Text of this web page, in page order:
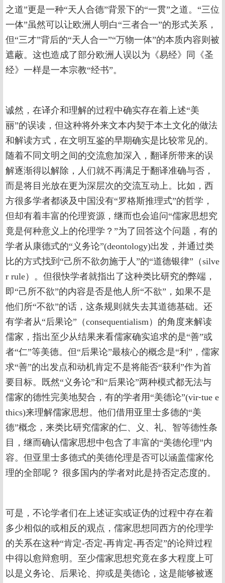
之道”更是一种“天人合德”背景下的“一贯”之道。“三位
一体”虽然可以让欧洲人明白“三者合一”的形式关系，
但“三才”背后的“天人合一”“万物一体”的本质内容则被
遮蔽。这也造成了部分欧洲人误以为《易经》同《圣
经》一样是一本宗教“经书”。
诚然，在译介和理解的过程中确实存在着上述“美
丽”的误读，但这种将外来文本内契于本土文化的做法
和解读方式，在文明互鉴的早期确实是比较常见的。
随着不同文明之间的交流愈加深入，翻译所带来的误
解逐渐得以解除，人们就不再满足于翻译准确与否，
而是将目光放在更为深层次的交流互动上。比如，西
方很多学者都谈及中国没有“罗格斯推理式”的哲学，
但却有着丰富的伦理资源，继而也会追问“儒家思想究
竟是何种意义上的伦理学？”为了回答这个问题，有的
学者从康德式的“义务论”(deontology)出发，并通过类
比的方式找到“己所不欲勿施于人”的“道德银律”（silve
r rule）。但很快学者就指出了这种类比研究的弊端，
即“己所不欲”的内容是否是他人所“不欲”，如果不是
他们所“不欲”的话，这条规则就失去其道德基础。还
有学者从“后果论”（consequentialism）的角度来解读
儒家，指出至少从结果来看儒家确实追求的是“善”或
者“仁”等美德。但“后果论”最核心的概念是“利”，儒家
求“善”的出发点和动机肯定不是将能否“获利”作为首
要目标。既然“义务论”和“后果论”两种模式都无法与
儒家的德性完美地契合，有的学者用“美德论”(vir⁃tue e
thics)来理解儒家思想。他们借用亚里士多德的“美
德”概念，来类比研究儒家的仁、义、礼、智等德性条
目，继而确认儒家思想中包含了丰富的“美德伦理”内
容。但亚里士多德式的美德伦理是否可以涵盖儒家伦
理的全部呢？ 很多国内的学者对此是持否定态度的。
可是，不论学者们在上述证实或证伪的过程中存在着
多少相似的或相反的观点，儒家思想同西方的伦理学
的关系在这种“肯定-否定-再肯定-再否定”的论辩过程
中得以愈辩愈明。至少儒家思想究竟在多大程度上可
以是义务论、后果论、抑或是美德论，这是能够被逐